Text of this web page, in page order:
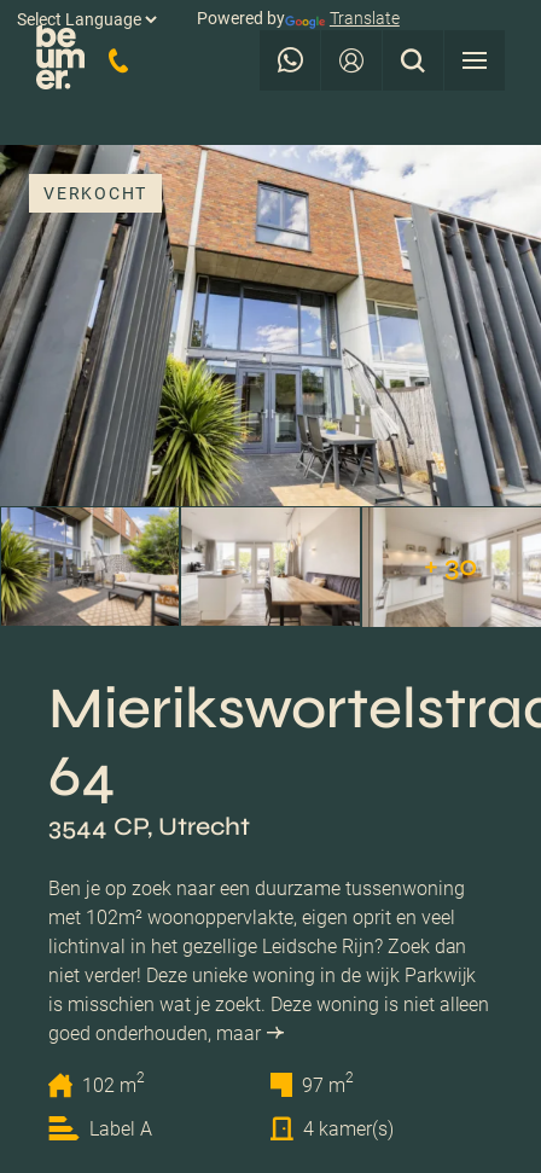
Powered by Translate
VERKOCHT
+ 30
64
3544 CP, Utrecht
Ben je op zoek naar een duurzame tussenwoning
met 102m² woonoppervlakte, eigen oprit en veel
lichtinval in het gezellige Leidsche Rijn? Zoek dan
niet verder! Deze unieke woning in de wijk Parkwijk
is misschien wat je zoekt. Deze woning is niet alleen
goed onderhouden, maar
102 m2 97 m2
Label A 4 kamer(s)